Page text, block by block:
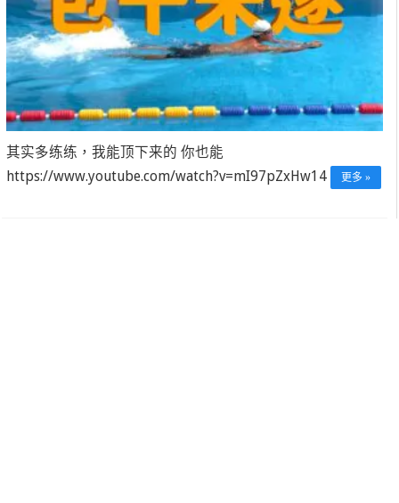
其实多练练，我能顶下来的 你也能
https://www.youtube.com/watch?v=mI97pZxHw14
更多 »